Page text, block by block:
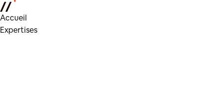
Accueil
Expertises